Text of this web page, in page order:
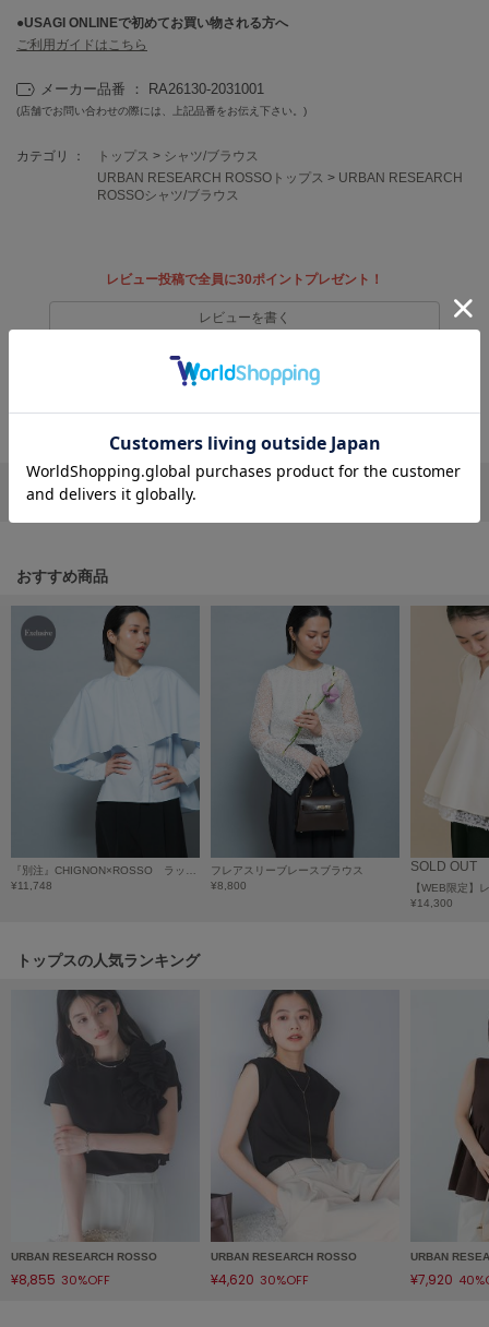
FURFUR
gelato pique
ジェラート ピケ
gelato pique Sleep
ジェラート ピケ スリープ
HUNTER
ホカ オネオネ
ラート
le coq sportif
レスポートサック
LILY BROWN
リリーブラウン
LILY BROWN Lingerie
リリーブラウンランジェリー
LITTLE UNION TOKYO
リトルユニオン トウキョウ
made of Organics
メイドオブオーガニクス
●USAGI ONLINEで初めてお買い物される方へ
ご利用ガイドはこちら
メーカー品番 ： RA26130-2031001
(店舗でお問い合わせの際には、上記品番をお伝え下さい。)
カテゴリ ： トップス > シャツ/ブラウス
URBAN RESEARCH ROSSOトップス > URBAN RESEARCH
ROSSOシャツ/ブラウス
レビュー投稿で全員に30ポイントプレゼント！
レビューを書く
レビューはマイページのご注文履歴から投稿いただけます
リポストする
おすすめ商品
¥11,748
フレアスリーブレースブラウス
¥8,800
SOLD OUT
¥14,300
トップスの人気ランキング
URBAN RESEARCH ROSSO
¥8,855 30%OFF
URBAN RESEARCH ROSSO
¥4,620 30%OFF
URBAN
¥7,920